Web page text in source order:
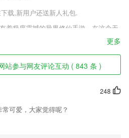
载,新用户还送新人礼包.
着极度震撼的异界修仙手游。在这个无
存在，想要称霸世界，想必是一件很难
锻炼，升级，学习各种技能，让自己变
件特色
物理化学生物政治历史地理！
与社会各界的广泛交流。
更多
站参与网友评论互动 ( 843 条 )
248
可爱，大家觉得呢？